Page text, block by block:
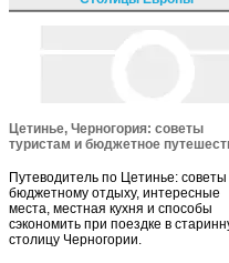
Цетинье, Черногория: советы
туристам и бюджетное
Путеводитель по Цетинье:
бюджетному отдыху, интересные
места, местная кухня и способы
сэкономить при поездке в
столицу Черногории.